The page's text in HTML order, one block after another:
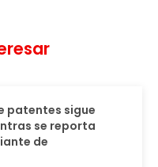
patentes sigue
se reporta
de